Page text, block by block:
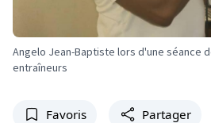
Angelo Jean-Baptiste lors d'une séance
entraîneurs
Favoris Partager